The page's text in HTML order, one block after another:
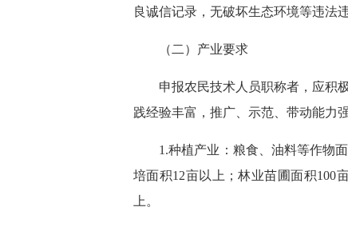
良诚信记录，无破坏生态环境等违法
（二）产业要求
申报农民技术人员职称者，应积
践经验丰富，推广、示范、带动能力
1.种植产业：粮食、油料等作物
培面积12亩以上；林业苗圃面积100
上。